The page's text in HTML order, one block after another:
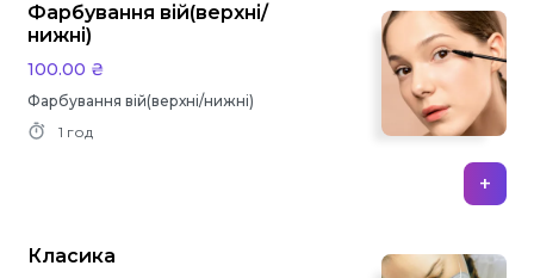
Фарбування вій(верхні/
нижні)
100.00 ₴
Фарбування вій(верхні/нижні)
1 год
+
Класика